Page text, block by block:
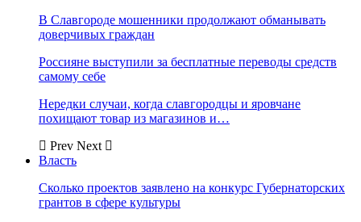
В Славгороде мошенники продолжают обманывать
доверчивых граждан
Россияне выступили за бесплатные переводы средств
самому себе
Нередки случаи, когда славгородцы и яровчане
похищают товар из магазинов и…
Prev Next
Власть
Сколько проектов заявлено на конкурс Губернаторских
грантов в сфере культуры